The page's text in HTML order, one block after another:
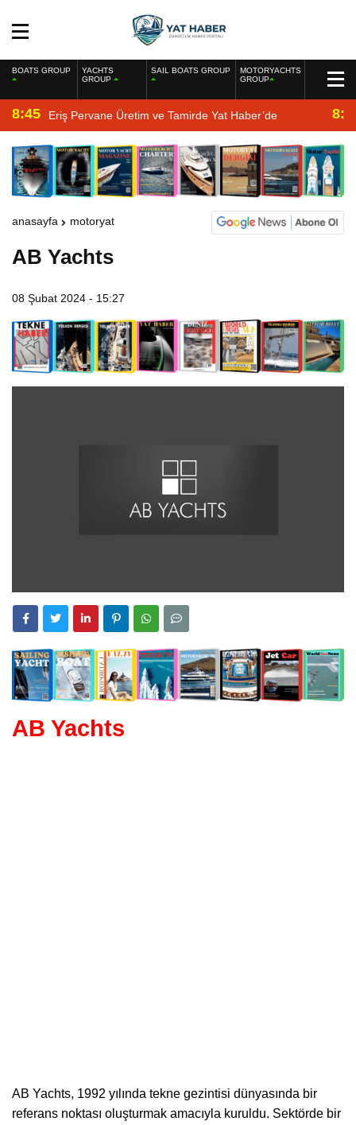
BOATS GROUP
YACHTS
GROUP
SAIL BOATS GROUP
MOTORYACHTS
GROUP
8:45 Eriş Pervane Üretim ve Tamirde Yat Haber’de
anasayfa motoryat
AB Yachts
08 Şubat 2024 - 15:27
AB Yachts
AB Yachts, 1992 yılında tekne gezintisi dünyasında bir
referans noktası oluşturmak amacıyla kuruldu. Sektörde bir